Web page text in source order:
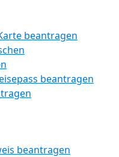
beantragen
beantragen
beantragen